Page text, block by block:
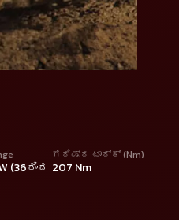
(36ರಿಂದ
ಗರಿಷ್ಠ ಟಾರ್ಕ್ (Nm)
207 Nm